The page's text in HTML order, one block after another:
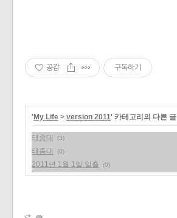
공감 구독하기
'My Life > version 2011' 카테고리의 다른 글
태종대 (3)
태종대 (0)
2011년 1월 1일 일출 (0)